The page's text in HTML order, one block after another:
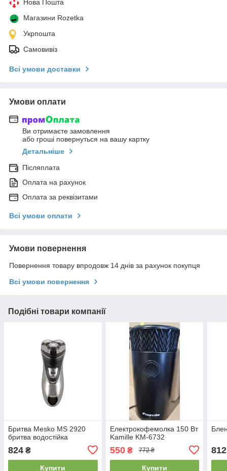
Нова Пошта
Магазини Rozetka
Укрпошта
Самовивіз
Всі умови доставки
Умови оплати
Ви отримаєте замовлення
або гроші повернуться на вашу картку
Детальніше
Післяплата
Оплата на рахунок
Оплата за реквізитами
Всі умови оплати
Умови повернення
Повернення товару впродовж 14 днів за рахунок покупця
Всі умови повернення
Подібні товари компанії
Бритва Mesko MS 2920
бритва водостійка
824 ₴
Купити
Електрокофемолка 150 Вт
Kamille KM-6732
550₴ 772 ₴
Купити
812